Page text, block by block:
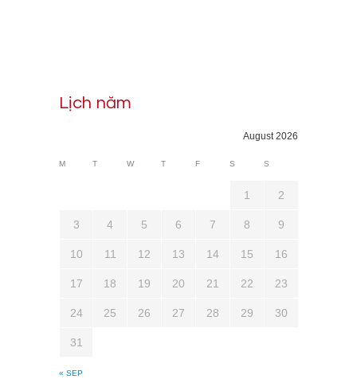
Lịch năm
August 2026
M T W T F S S
« SEP
1 2
3 4 5 6 7 8 9
10 11 12 13 14 15 16
17 18 19 20 21 22 23
24 25 26 27 28 29 30
31